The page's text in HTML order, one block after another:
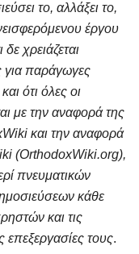
το, αλλάξει το,
έργου
χρειάζεται
για παράγωγες
ότι όλες οι
με την αναφορά της
και την αναφορά
(OrthodoxWiki.org),
πνευματικών
κάθε
και τις
τους.